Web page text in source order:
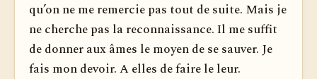
qu’on ne me remercie pas tout de suite. Mais je
ne cherche pas la reconnaissance. Il me suffit
de donner aux âmes le moyen de se sauver. Je
fais mon devoir. A elles de faire le leur.